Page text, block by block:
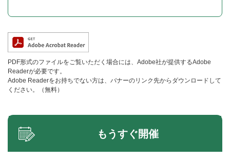
PDF形式のファイルをご覧いただく場合には、Adobe社が提供するAdobe
Readerが必要です。
Adobe Readerをお持ちでない方は、バナーのリンク先からダウンロードして
ください。（無料）
もうすぐ開催